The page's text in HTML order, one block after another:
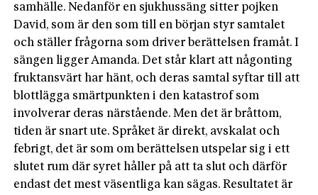
samhälle. Nedanför en sjukhussäng sitter pojken
David, som är den som till en början styr samtalet
och ställer frågorna som driver berättelsen framåt. I
sängen ligger Amanda. Det står klart att någonting
fruktansvärt har hänt, och deras samtal syftar till att
blottlägga smärtpunkten i den katastrof som
involverar deras närstående. Men det är bråttom,
tiden är snart ute. Språket är direkt, avskalat och
febrigt, det är som om berättelsen utspelar sig i ett
slutet rum där syret håller på att ta slut och därför
endast det mest väsentliga kan sägas. Resultatet är